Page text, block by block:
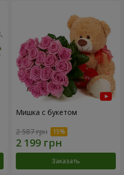
Мишка с букетом
2 587 грн
Заказать